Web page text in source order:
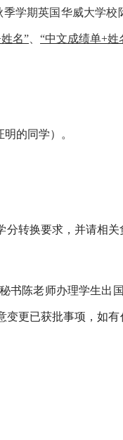
季学期英国华威大学校
姓名” “中文成绩单+姓
的同学）。
转换要求，并请相
书陈老师办理学生出
更已获批事项，如